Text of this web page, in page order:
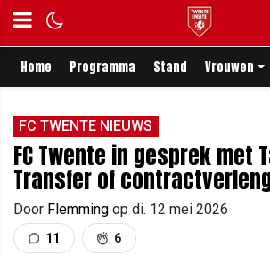
Home Programma Stand Vrouwen
FC TWENTE NIEUWS
FC Twente in gesprek met
Transfer of
Door Flemming op di. 12 mei 2026
11 6